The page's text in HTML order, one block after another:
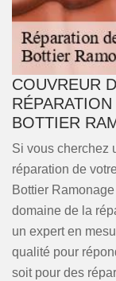
COUVREUR
BOTTIER
Si vous cherchez
réparation de
Bottier
domaine de la
un expert en
qualité pour
soit pour des